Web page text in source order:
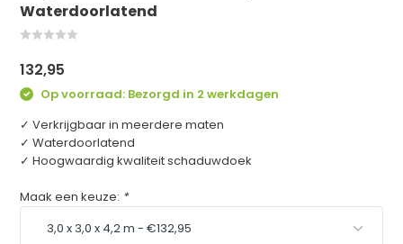
Waterdoorlatend
132,95
Op voorraad: Bezorgd in 2 werkdagen
✓ Verkrijgbaar in meerdere maten
✓ Waterdoorlatend
✓ Hoogwaardig kwaliteit schaduwdoek
Maak een keuze: *